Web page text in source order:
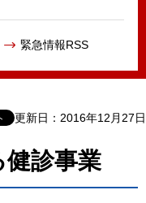
緊急情報RSS
更新日：2016年12月27日
診事業